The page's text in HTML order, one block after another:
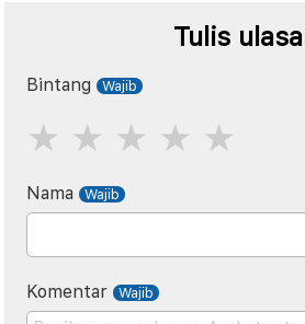
Tulis
Bintang
Nama
Komentar